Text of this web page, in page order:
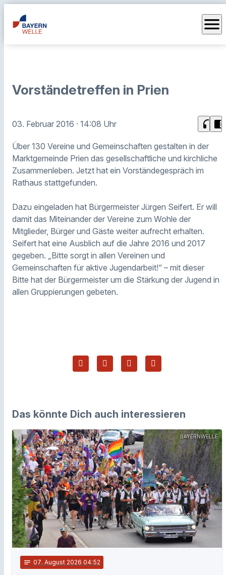
menu
Vorständetreffen in Prien
03. Februar 2016 · 14:08 Uhr headphones chrome_reader_mode
Über 130 Vereine und Gemeinschaften gestalten in der
Marktgemeinde Prien das gesellschaftliche und kirchliche
Zusammenleben. Jetzt hat ein Vorständegespräch im
Rathaus stattgefunden.
Dazu eingeladen hat Bürgermeister Jürgen Seifert. Er will
damit das Miteinander der Vereine zum Wohle der
Mitglieder, Bürger und Gäste weiter aufrecht erhalten.
Seifert hat eine Ausblich auf die Jahre 2016 und 2017
gegeben. „Bitte sorgt in allen Vereinen und
Gemeinschaften für aktive Jugendarbeit!“ – mit dieser
Bitte hat der Bürgermeister um die Stärkung der Jugend in
allen Gruppierungen gebeten.
Das könnte Dich auch interessieren
BAYERNWELLE
notes 07. August 2026 04:52